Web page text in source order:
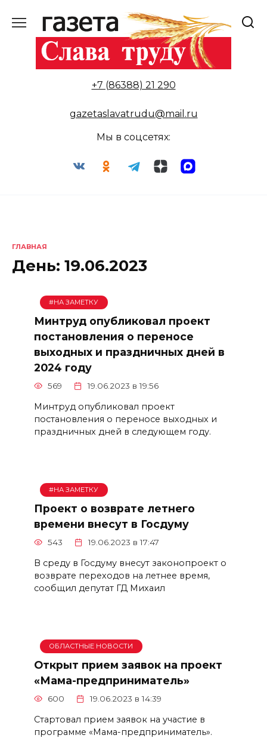
содержанию
+7 (86388) 21 290
gazetaslavatrudu@mail.ru
Мы в соцсетях:
ГЛАВНАЯ
День: 19.06.2023
#НА ЗАМЕТКУ
Минтруд опубликовал проект
постановления о переносе
выходных и праздничных дней в
2024 году
569 19.06.2023 в 19:56
Минтруд опубликовал проект
постановления о переносе выходных и
праздничных дней в следующем году.
#НА ЗАМЕТКУ
Проект о возврате летнего
времени внесут в Госдуму
543 19.06.2023 в 17:47
В среду в Госдуму внесут законопроект о
возврате переходов на летнее время,
сообщил депутат ГД Михаил
ОБЛАСТНЫЕ НОВОСТИ
Открыт прием заявок на проект
«Мама-предприниматель»
600 19.06.2023 в 14:39
Стартовал прием заявок на участие в
программе «Мама-предприниматель».